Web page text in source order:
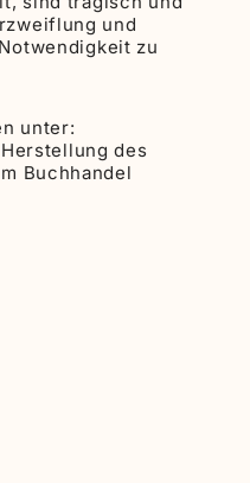
und
zu
unter:
des
Buchhandel